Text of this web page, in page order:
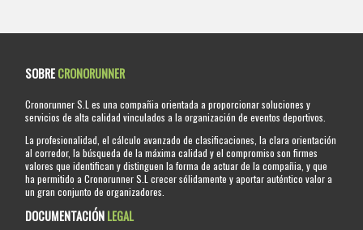
SOBRECRONORUNNER
Cronorunner S.L es una compañia orientada a proporcionar soluciones y
servicios de alta calidad vinculados a la organización de eventos deportivos.
La profesionalidad, el cálculo avanzado de clasificaciones, la clara orientación
al corredor, la búsqueda de la máxima calidad y el compromiso son firmes
valores que identifican y distinguen la forma de actuar de la compañia, y que
ha permitido a Cronorunner S.L crecer sólidamente y aportar auténtico valor a
un gran conjunto de organizadores.
DOCUMENTACIÓNLEGAL